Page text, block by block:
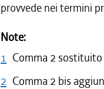
provvede nei termini
Note:
1 Comma 2
2 Comma 2 bis